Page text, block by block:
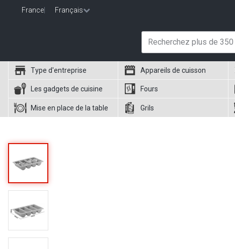
France Français
Type d'entreprise Appareils de cuisson
Les gadgets de cuisine Fours
Mise en place de la table Grils